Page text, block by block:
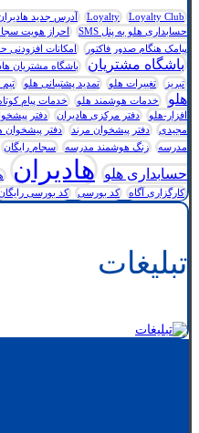
Loyalty Loyalty Club آدرس جدید
حسابداری هلو به پنل SMS
احراز هویت
پیامک هنگام صدور فاکتور
امکانات افزودنی
باشگاه مشتریان
باشگاه مشتریان
تبریز
تغییرات هلو تمدید پشتیبانی هلو
هلو
خدمات هوشمند هلو خدمات پیام
افزار-هلو
دفتر مرکزی هادیران دفتر
مجیدی
دفتر پیشخوان مرند دفتر پیشخوان
مدرسه
زنگ هوشمند مدرسه سجام رایگان
حسابداری هلو هادیران
کارگزاری آگاه
کد بورسی کد بورسی
تبلیغات